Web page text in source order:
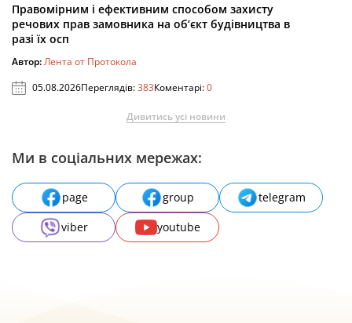
Правомірним і ефективним способом захисту
речових прав замовника на об’єкт будівництва в
разі їх осп
Автор:Лента от Протокола
05.08.2026Переглядів:383Коментарі:0
Дивитись усі новини
Ми в соціальних мережах:
page group
telegram
viber
youtube